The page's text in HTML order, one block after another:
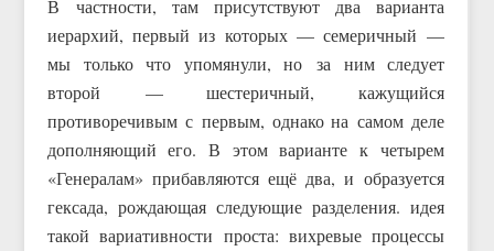
В частности, там присутствуют два варианта
иерархий, первый из которых — семеричный —
мы только что упомянули, но за ним следует
второй — шестеричный, кажущийся
противоречивым с первым, однако на самом деле
дополняющий его. В этом варианте к четырем
«Генералам» прибавляются ещё два, и образуется
гексада, рождающая следующие разделения. идея
такой вариативности проста: вихревые процессы